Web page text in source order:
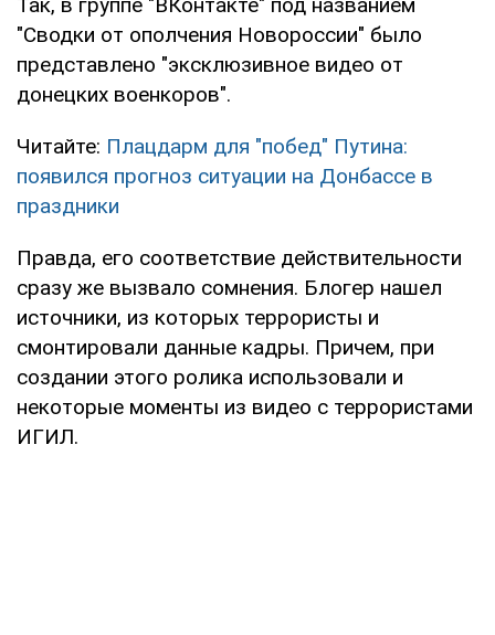
"Сводки от ополчения Новороссии" было
представлено "эксклюзивное видео от
донецких военкоров".
Читайте: Плацдарм для "побед" Путина:
появился прогноз ситуации на Донбассе в
праздники
Правда, его соответствие действительности
сразу же вызвало сомнения. Блогер нашел
источники, из которых террористы и
смонтировали данные кадры. Причем, при
создании этого ролика использовали и
некоторые моменты из видео с террористами
ИГИЛ.